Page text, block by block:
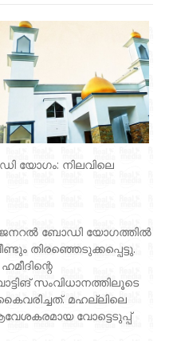
യോഗം: നിലവിലെ
ജനറൽ ബോഡി യോഗത്തിൽ
തിരഞ്ഞെടുക്കപ്പെട്ടു.
സംവിധാനത്തിലൂടെ
മഹല്ലിലെ
വോട്ടെടുപ്പ്